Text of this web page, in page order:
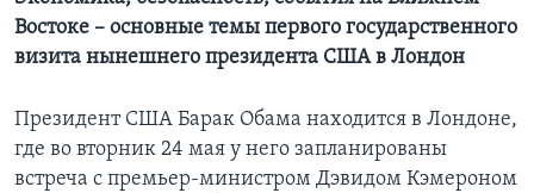
Языки
Востоке – основные темы первого государственного
визита нынешнего президента США в Лондон
Президент США Барак Обама находится в Лондоне,
где во вторник 24 мая у него запланированы
встреча с премьер-министром Дэвидом Кэмероном